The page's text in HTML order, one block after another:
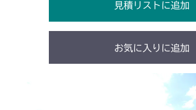
見積リストに追加
お気に入りに追加